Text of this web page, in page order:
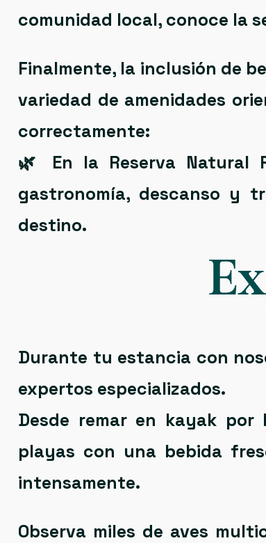
comunidad local, conoce la
Finalmente, la inclusión de
variedad de amenidades
correctamente:
🌿 En la Reserva Natural
gastronomía, descanso y
destino.
Durante tu estancia con
expertos especializados.
Desde remar en kayak
playas con una bebida
intensamente.
Observa miles de aves